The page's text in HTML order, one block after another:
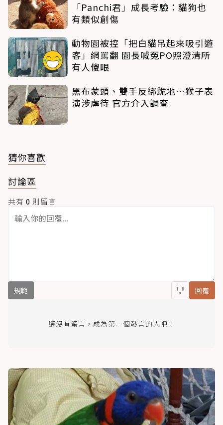
「Panchi君」成長考驗：貓狗也
有類似創傷
動物園被控「把白貓吊起來吸引遊
客」網罵翻 園長喊冤PO照澄清所
有人傻眼
黑布蒙頭、雙手反綁跪地…猴子表
演涉虐待 官方介入調查
猜你喜歡
討論區
共有 0 則留言
規範 回覆
還沒有留言，成為第一個發言的人吧！